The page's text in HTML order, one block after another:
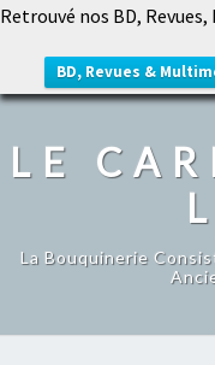
Retrouvé nos BD,
BD, Revues &
LE CARROUSEL
LE
La Bouquinerie